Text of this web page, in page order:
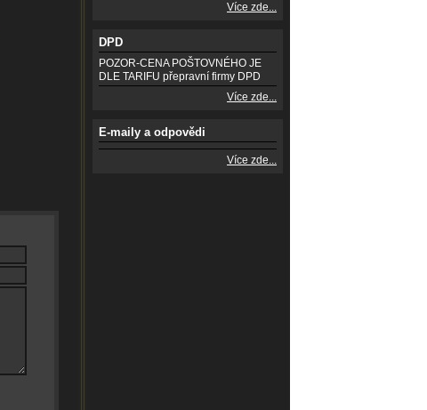
Více zde...
DPD
POZOR-CENA POŠTOVNÉHO JE
DLE TARIFU přepravní firmy DPD
Více zde...
E-maily a odpovědi
Více zde...